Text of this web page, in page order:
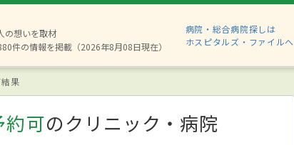
の想いを取材
件の情報を掲載（2026年8月08日現在）
病院・総合病院探しは
ホスピタルズ・ファイルへ
果
約可のクリニック・病院